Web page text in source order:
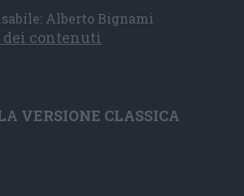
Alberto Bignami
dei contenuti
VERSIONE CLASSICA